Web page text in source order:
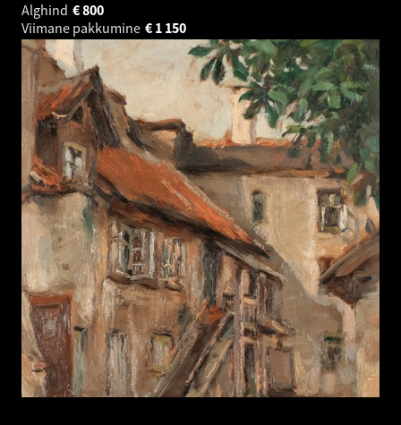
Alghind
800
€
Viimane pakkumine
1 150
€